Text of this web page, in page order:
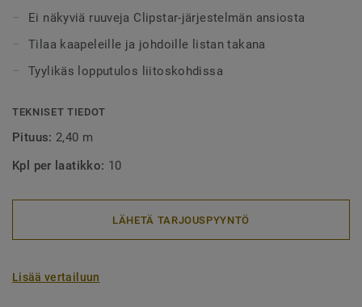
Ei näkyviä ruuveja Clipstar-järjestelmän ansiosta
Tilaa kaapeleille ja johdoille listan takana
Tyylikäs lopputulos liitoskohdissa
TEKNISET TIEDOT
Pituus: 2,40 m
Kpl per laatikko: 10
LÄHETÄ TARJOUSPYYNTÖ
Lisää vertailuun